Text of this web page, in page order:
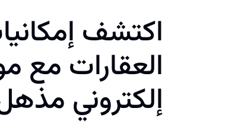
اكتشف
العقارات مع
إلكتروني